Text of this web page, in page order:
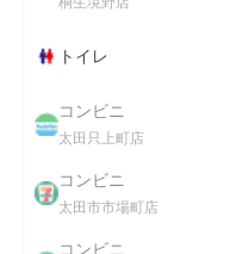
トイレ
コンビニ
太田只上町店
コンビニ
太田市市場町店
コンビニ